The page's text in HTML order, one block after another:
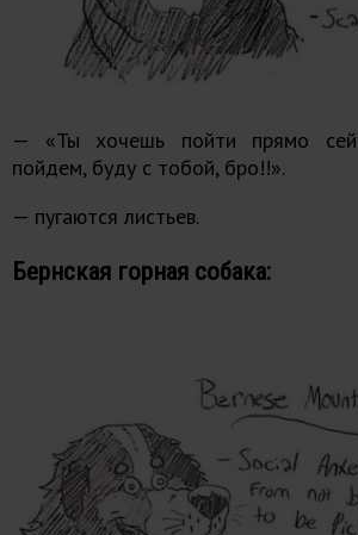
— «Ты хочешь пойти прямо
пойдем, буду с тобой, бро!!».
— пугаются листьев.
Бернская горная собака: